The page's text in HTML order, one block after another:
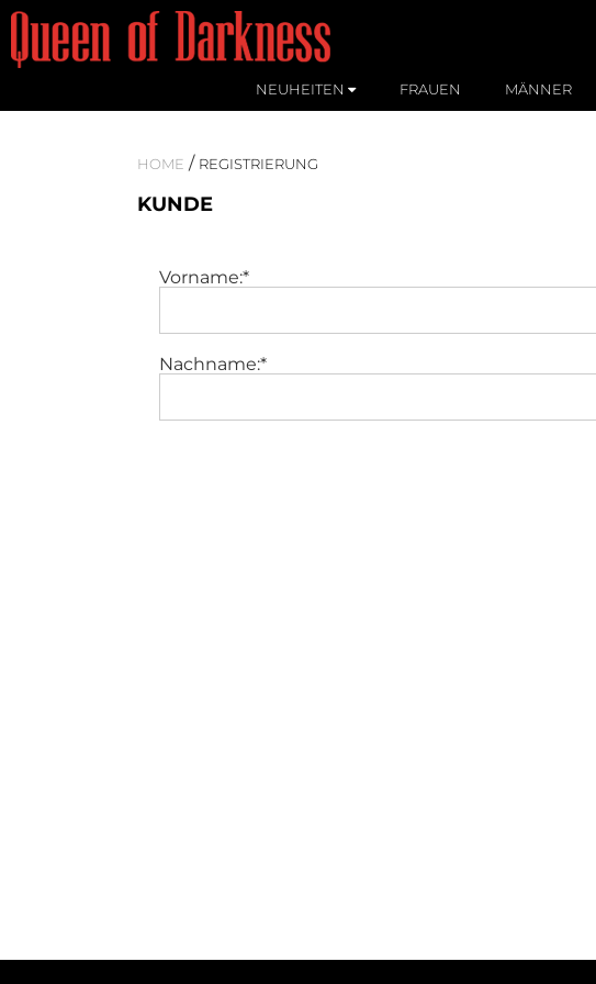
NEUHEITEN FRAUEN MÄNNER
HOME / REGISTRIERUNG
KUNDE
Vorname:*
Nachname:*